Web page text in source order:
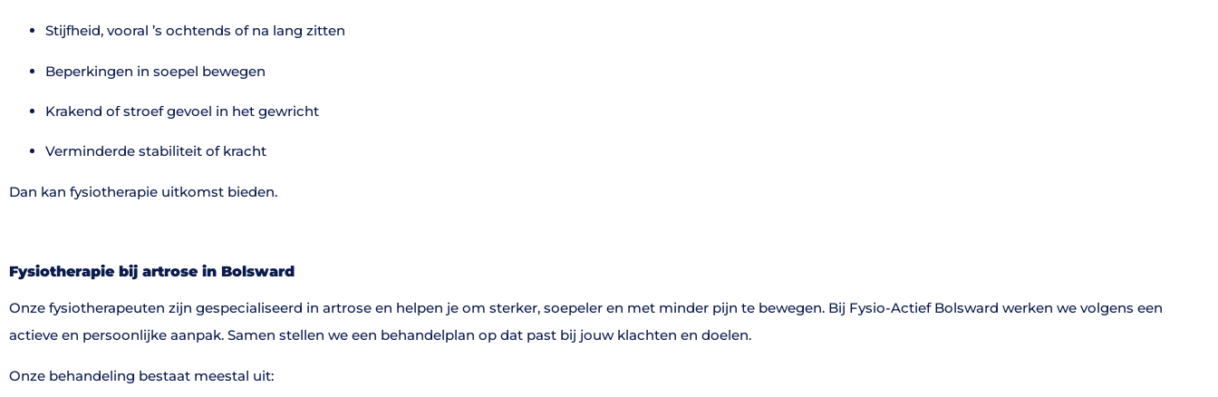
Stijfheid, vooral ’s ochtends of na lang zitten
Beperkingen in soepel bewegen
Krakend of stroef gevoel in het gewricht
Verminderde stabiliteit of kracht
Dan kan fysiotherapie uitkomst bieden.
Fysiotherapie bij artrose in Bolsward
Onze fysiotherapeuten zijn gespecialiseerd in artrose en helpen je om sterker, soepeler en met minder pijn te bewegen. Bij Fysio-Actief Bolsward werken we volgens een
actieve en persoonlijke aanpak. Samen stellen we een behandelplan op dat past bij jouw klachten en doelen.
Onze behandeling bestaat meestal uit: